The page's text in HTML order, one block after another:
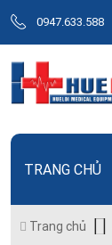
0947.633.588
TRANG CHỦ
Trang chủ